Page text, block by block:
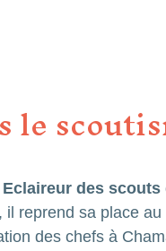
le
des scouts
reprend sa place
des chefs à